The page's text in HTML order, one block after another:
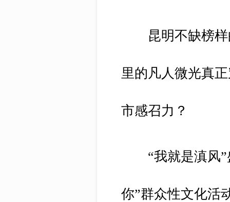
昆明不缺榜样
里的凡人微光真
市感召力？
“我就是滇风”
你”群众性文化活